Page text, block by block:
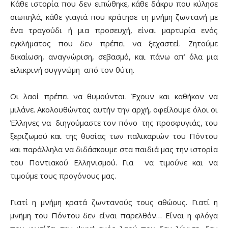
Κάθε ιστορία που δεν ειπώθηκε, κάθε δάκρυ που κύλησε
σιωπηλά, κάθε γιαγιά που κράτησε τη μνήμη ζωντανή με
ένα τραγούδι ή μια προσευχή, είναι μαρτυρία ενός
εγκλήματος που δεν πρέπει να ξεχαστεί. Ζητούμε
δικαίωση, αναγνώριση, σεβασμό, και πάνω απ’ όλα μια
ειλικρινή συγγνώμη από τον θύτη.
Οι λαοί πρέπει να θυμούνται. Έχουν και καθήκον να
μιλάνε. Ακολουθώντας αυτήν την αρχή, οφείλουμε όλοι οι
Έλληνες να διηγούμαστε τον πόνο της προσφυγιάς, του
ξεριζωμού και της θυσίας των παλικαριών του Πόντου
και παράλληλα να διδάσκουμε στα παιδιά μας την ιστορία
του Ποντιακού Ελληνισμού. Για να τιμούνε και να
τιμούμε τους προγόνους μας.
Γιατί η μνήμη κρατά ζωντανούς τους αθώους. Γιατί η
μνήμη του Πόντου δεν είναι παρελθόν… Είναι η φλόγα